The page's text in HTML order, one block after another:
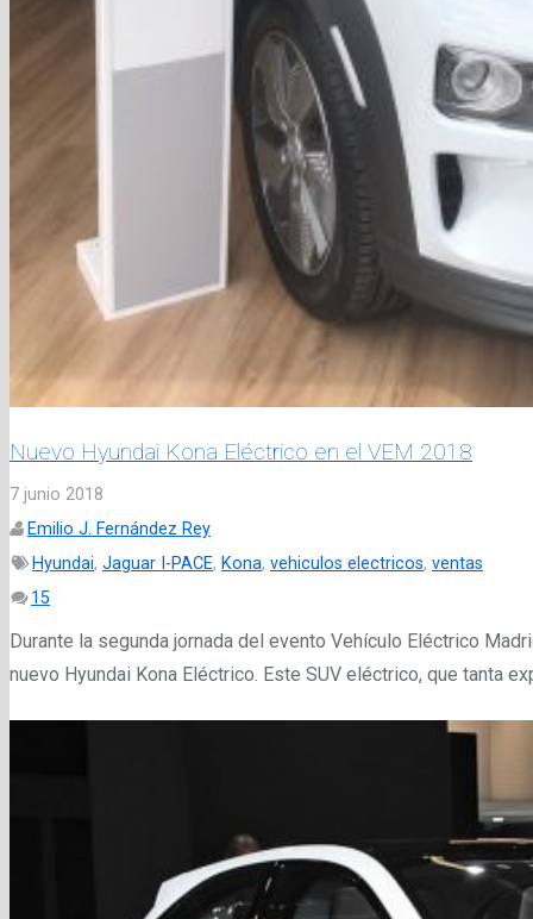
Nuevo Hyundai Kona Eléctrico en el VEM 2018
7 junio 2018
Emilio J. Fernández Rey
Hyundai, Jaguar I-PACE, Kona, vehiculos electricos, ventas
15Comentarios
Durante la segunda jornada del evento Vehículo Eléctrico
nuevo Hyundai Kona Eléctrico. Este SUV eléctrico, que tanta